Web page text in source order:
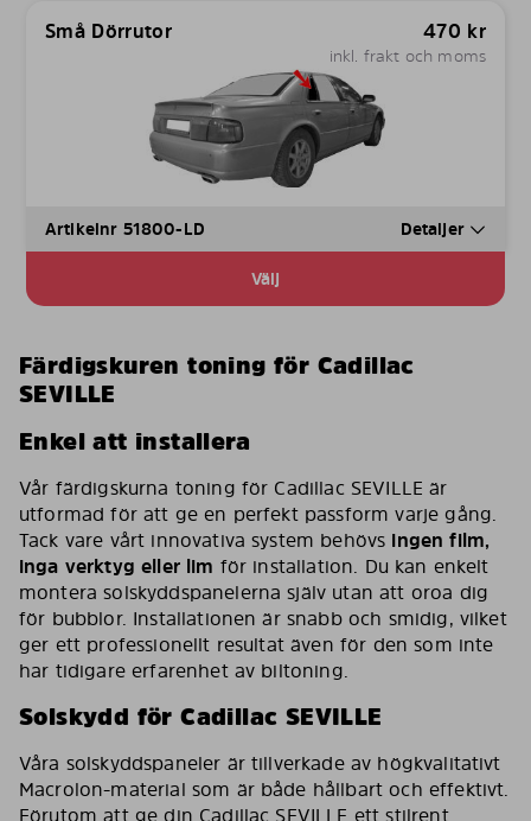
Små Dörrutor 470 kr
inkl. frakt och moms
Artikelnr 51800-LD Detaljer
Välj
Färdigskuren toning för Cadillac
SEVILLE
Enkel att installera
Vår färdigskurna toning för Cadillac SEVILLE är
utformad för att ge en perfekt passform varje gång.
Tack vare vårt innovativa system behövs ingen film,
inga verktyg eller lim för installation. Du kan enkelt
montera solskyddspanelerna själv utan att oroa dig
för bubblor. Installationen är snabb och smidig, vilket
ger ett professionellt resultat även för den som inte
har tidigare erfarenhet av biltoning.
Solskydd för Cadillac SEVILLE
Våra solskyddspaneler är tillverkade av högkvalitativt
Macrolon-material som är både hållbart och effektivt.
Förutom att ge din Cadillac SEVILLE ett stilrent